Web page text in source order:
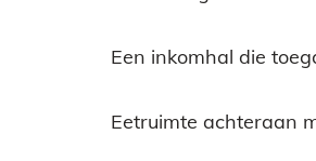
Een inkomhal die
Eetruimte achteraan